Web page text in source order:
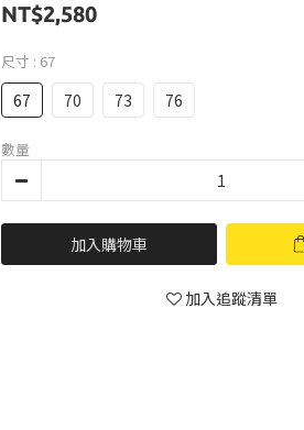
NT$2,580
尺寸 : 67
67 70 73 76
數量
加入購物車
加入追蹤清單